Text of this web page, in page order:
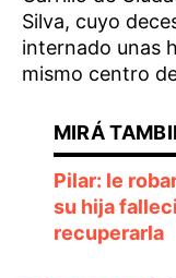
Silva, cuyo
internado unas
mismo centro
Pilar: le
su hija
recuperarla